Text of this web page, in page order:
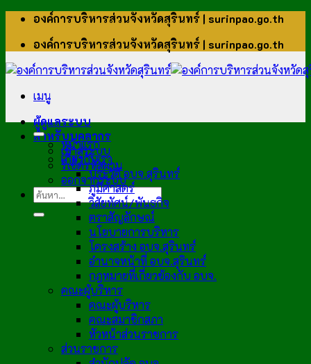
ข้าม
เนื้อหา
องค์การบริหารส่วนจังหวัดสุรินทร์ | surinpao.go.th
องค์การบริหารส่วนจังหวัดสุรินทร์ | surinpao.go.th
เมนู
ผู้ดูแลระบบ
สำหรับบุคลากร
เข้าสู่ระบบ
รีเซ็ตรหัสผ่าน
ออกจากระบบ
หน้าแรก
เกี่ยวกับเรา
ประวัติ อบจ.สุรินทร์
ภูมิศาสตร์
วิสัยทัศน์/พันธกิจ
ตราสัญลักษณ์
นโยบายการบริหาร
โครงสร้าง อบจ.สุรินทร์
อำนาจหน้าที่ อบจ.สุรินทร์
กฎหมายที่เกี่ยวข้องกับ อบจ.
คณะผู้บริหาร
คณะผู้บริหาร
คณะสมาชิกสภา
หัวหน้าส่วนราชการ
ส่วนราชการ